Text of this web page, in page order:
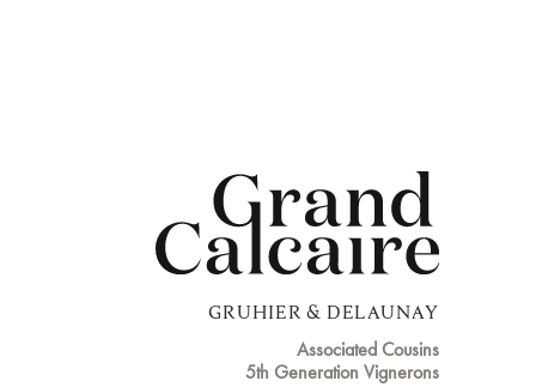
GRUHIER & DELAUNAY
Associated Cousins
5th Generation Vignerons